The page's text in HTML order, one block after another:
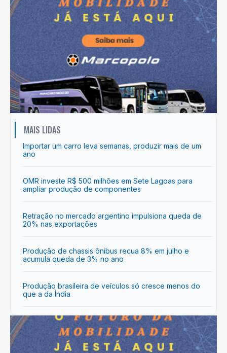
MAIS LIDAS
Importar um carro leva semanas, produzir mais de um
ano
OMR investe R$ 500 milhões em Sete Lagoas para
ampliar produção de componentes
Retração no mercado argentino impulsiona queda de
20% nas exportações
Produção de chassis ônibus recua 8% em julho e
acumula queda de 3% no ano
Produção brasileira de veículos só cresce menos do
que a da Índia